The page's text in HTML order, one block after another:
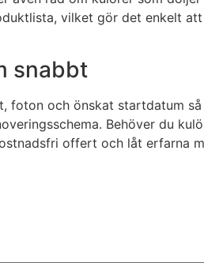
vilket gör det enkelt
snabbt
foton och önskat startdatum
Behöver du
offert och låt erfarna